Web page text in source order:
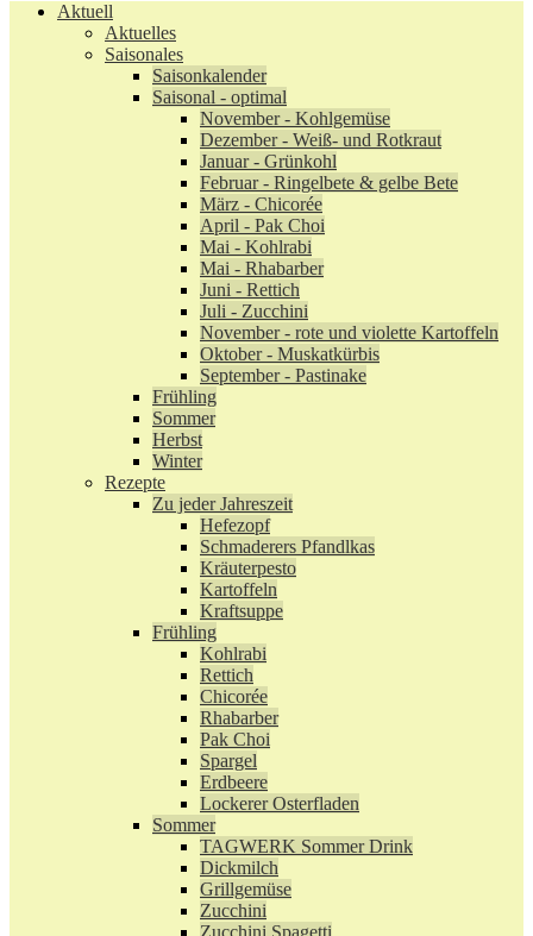
Aktuell
Aktuelles
Saisonales
Saisonkalender
Saisonal - optimal
November - Kohlgemüse
Dezember - Weiß- und Rotkraut
Januar - Grünkohl
Februar - Ringelbete & gelbe Bete
März - Chicorée
April - Pak Choi
Mai - Kohlrabi
Mai - Rhabarber
Juni - Rettich
Juli - Zucchini
November - rote und violette Kartoffeln
Oktober - Muskatkürbis
September - Pastinake
Frühling
Sommer
Herbst
Winter
Rezepte
Zu jeder Jahreszeit
Hefezopf
Schmaderers Pfandlkas
Kräuterpesto
Kartoffeln
Kraftsuppe
Frühling
Kohlrabi
Rettich
Chicorée
Rhabarber
Pak Choi
Spargel
Erdbeere
Lockerer Osterfladen
Sommer
TAGWERK Sommer Drink
Dickmilch
Grillgemüse
Zucchini
Zucchini Spagetti